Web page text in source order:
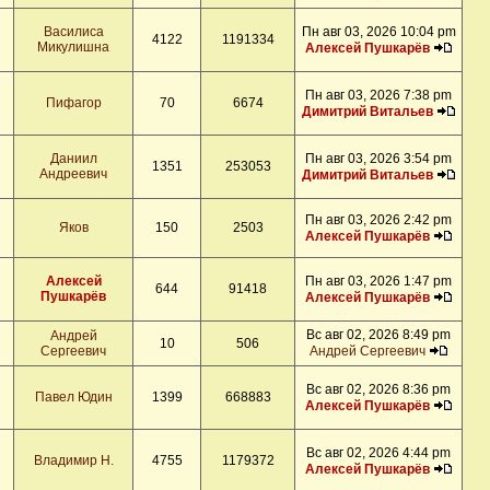
Василиса
Микулишна
4122 1191334
Пн авг 03, 2026 10:04 pm
Алексей Пушкарёв
Пифагор 70 6674
Пн авг 03, 2026 7:38 pm
Димитрий Витальев
Даниил
Андреевич
1351 253053
Пн авг 03, 2026 3:54 pm
Димитрий Витальев
Яков 150 2503
Пн авг 03, 2026 2:42 pm
Алексей Пушкарёв
Алексей
Пушкарёв
644 91418
Пн авг 03, 2026 1:47 pm
Алексей Пушкарёв
Андрей
Сергеевич
10 506
Вс авг 02, 2026 8:49 pm
Андрей Сергеевич
Павел Юдин 1399 668883
Вс авг 02, 2026 8:36 pm
Алексей Пушкарёв
Владимир Н. 4755 1179372
Вс авг 02, 2026 4:44 pm
Алексей Пушкарёв